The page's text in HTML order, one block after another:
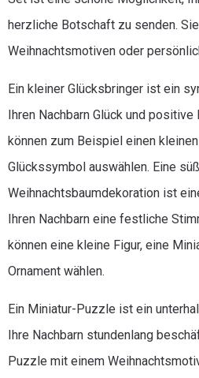
herzliche Botschaft zu senden.
Weihnachtsmotiven oder
Ein kleiner Glücksbringer ist ein
Ihren Nachbarn Glück und
können zum Beispiel einen
Glückssymbol auswählen. Eine
Weihnachtsbaumdekoration ist
Ihren Nachbarn eine festliche
können eine kleine Figur, eine
Ornament wählen.
Ein Miniatur-Puzzle ist ein
Ihre Nachbarn stundenlang
Puzzle mit einem